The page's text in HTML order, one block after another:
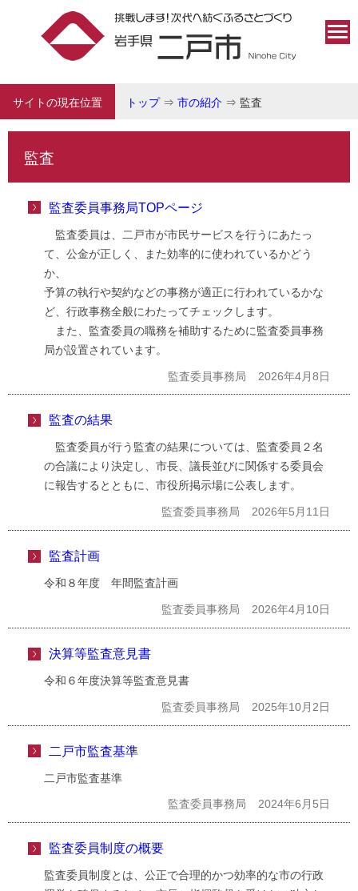
サイトの現在位置 トップ⇒ 市の紹介 ⇒ 監査
監査
監査委員事務局TOPページ
監査委員は、二戸市が市民サービスを行うにあたっ
て、公金が正しく、また効率的に使われているかどう
か、
予算の執行や契約などの事務が適正に行われているかな
ど、行政事務全般にわたってチェックします。
また、監査委員の職務を補助するために監査委員事務
局が設置されています。
監査委員事務局 2026年4月8日
監査の結果
監査委員が行う監査の結果については、監査委員２名
の合議により決定し、市長、議長並びに関係する委員会
に報告するとともに、市役所掲示場に公表します。
監査委員事務局 2026年5月11日
監査計画
令和８年度 年間監査計画
監査委員事務局 2026年4月10日
決算等監査意見書
令和６年度決算等監査意見書
監査委員事務局 2025年10月2日
二戸市監査基準
二戸市監査基準
監査委員事務局 2024年6月5日
監査委員制度の概要
監査委員制度とは、公正で合理的かつ効率的な市の行政